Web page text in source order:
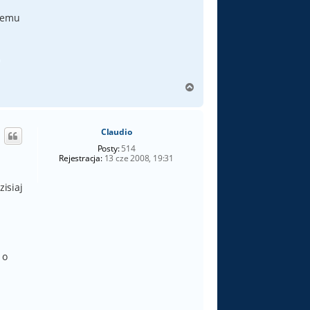
g
Claudio
Posty:514
Rejestracja:13 cze 2008, 19:31